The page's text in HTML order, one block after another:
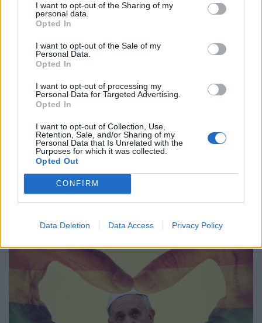
I want to opt-out of the Sharing of my
personal data.
Opted In
I want to opt-out of the Sale of my
Personal Data.
Opted In
I want to opt-out of processing my
Personal Data for Targeted Advertising.
Opted In
I want to opt-out of Collection, Use,
Retention, Sale, and/or Sharing of my
Personal Data that Is Unrelated with the
Purposes for which it was collected.
Opted Out
CONFIRM
Data Deletion Data Access Privacy Policy
αφαίρεσε τον μισθό του
Ο καρδινάλιος Raymond Burke έχει
και ισχυρίστηκε ότι το εμβόλιο Covid-19